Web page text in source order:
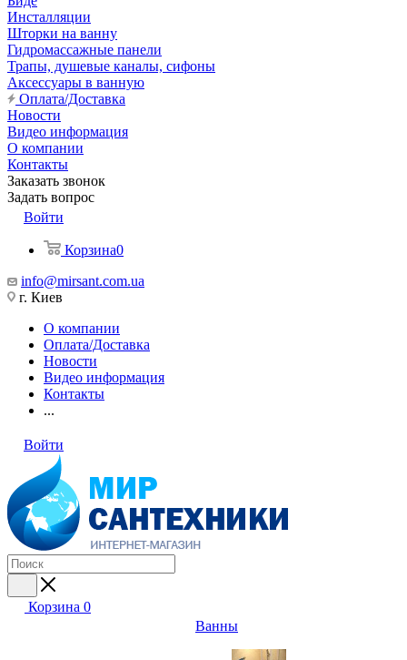
Инсталляции
Шторки на ванну
Гидромассажные панели
Трапы, душевые каналы, сифоны
Аксессуары в ванную
Оплата/Доставка
Новости
Видео информация
О компании
Контакты
Заказать звонок
Задать вопрос
Войти
Корзина0
info@mirsant.com.ua
г. Киев
О компании
Оплата/Доставка
Новости
Видео информация
Контакты
...
Войти
Корзина 0
Ванны